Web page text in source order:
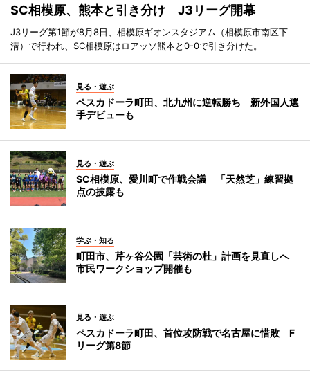
SC相模原、熊本と引き分け J3リーグ開幕
J3リーグ第1節が8月8日、相模原ギオンスタジアム（相模原市南区下
溝）で行われ、SC相模原はロアッソ熊本と0-0で引き分けた。
見る・遊ぶ
ペスカドーラ町田、北九州に逆転勝ち 新外国人選
手デビューも
見る・遊ぶ
SC相模原、愛川町で作戦会議 「天然芝」練習拠
点の披露も
学ぶ・知る
町田市、芹ヶ谷公園「芸術の杜」計画を見直しへ
市民ワークショップ開催も
見る・遊ぶ
ペスカドーラ町田、首位攻防戦で名古屋に惜敗 F
リーグ第8節